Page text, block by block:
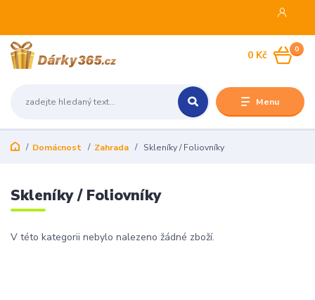
Menu
0
0 Kč
Domácnost Zahrada Skleníky / Foliovníky
Skleníky / Foliovníky
V této kategorii nebylo nalezeno žádné zboží.